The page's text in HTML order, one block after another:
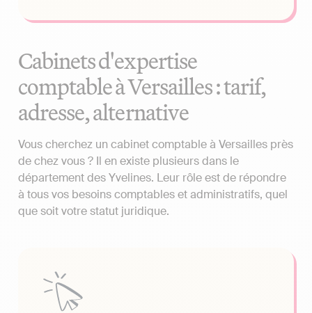
Cabinets d'expertise
comptable à Versailles : tarif,
adresse, alternative
Vous cherchez un cabinet comptable à Versailles près
de chez vous ? Il en existe plusieurs dans le
département des Yvelines. Leur rôle est de répondre
à tous vos besoins comptables et administratifs, quel
que soit votre statut juridique.